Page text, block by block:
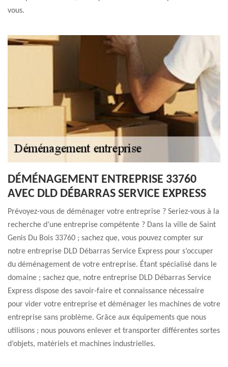
vous.
DÉMÉNAGEMENT ENTREPRISE 33760
AVEC DLD DÉBARRAS SERVICE EXPRESS
Prévoyez-vous de déménager votre entreprise ? Seriez-vous à la
recherche d’une entreprise compétente ? Dans la ville de Saint
Genis Du Bois 33760 ; sachez que, vous pouvez compter sur
notre entreprise DLD Débarras Service Express pour s’occuper
du déménagement de votre entreprise. Étant spécialisé dans le
domaine ; sachez que, notre entreprise DLD Débarras Service
Express dispose des savoir-faire et connaissance nécessaire
pour vider votre entreprise et déménager les machines de votre
entreprise sans problème. Grâce aux équipements que nous
utilisons ; nous pouvons enlever et transporter différentes sortes
d’objets, matériels et machines industrielles.